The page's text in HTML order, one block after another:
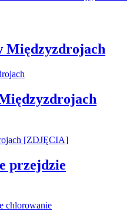
Międzyzdrojach
przejdzie